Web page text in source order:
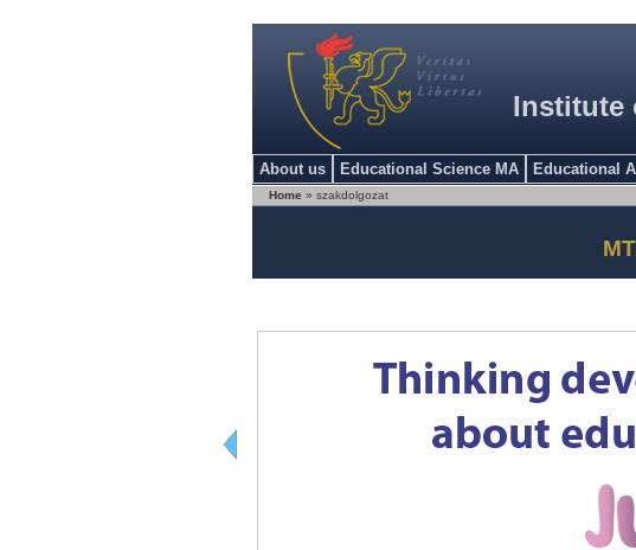
About us Educational Science MA Educational
Institute
Home » szakdolgozat